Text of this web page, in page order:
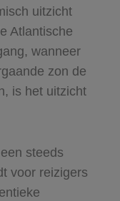
uitzicht
Atlantische
wanneer
zon de
is het uitzicht
steeds
voor reizigers